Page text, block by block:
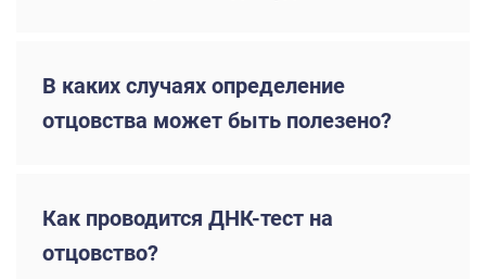
В каких случаях определение
отцовства может быть полезено?
Как проводится ДНК-тест на
отцовство?